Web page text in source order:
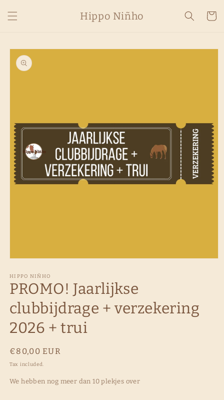
content
Hippo Niñho Cart
Skip to
product
information
1
in
modal
HIPPO NIÑHO
PROMO! Jaarlijkse
clubbijdrage + verzekering
2026 + trui
Regular
price
€80,00 EUR
Tax included.
We hebben nog meer dan 10 plekjes over